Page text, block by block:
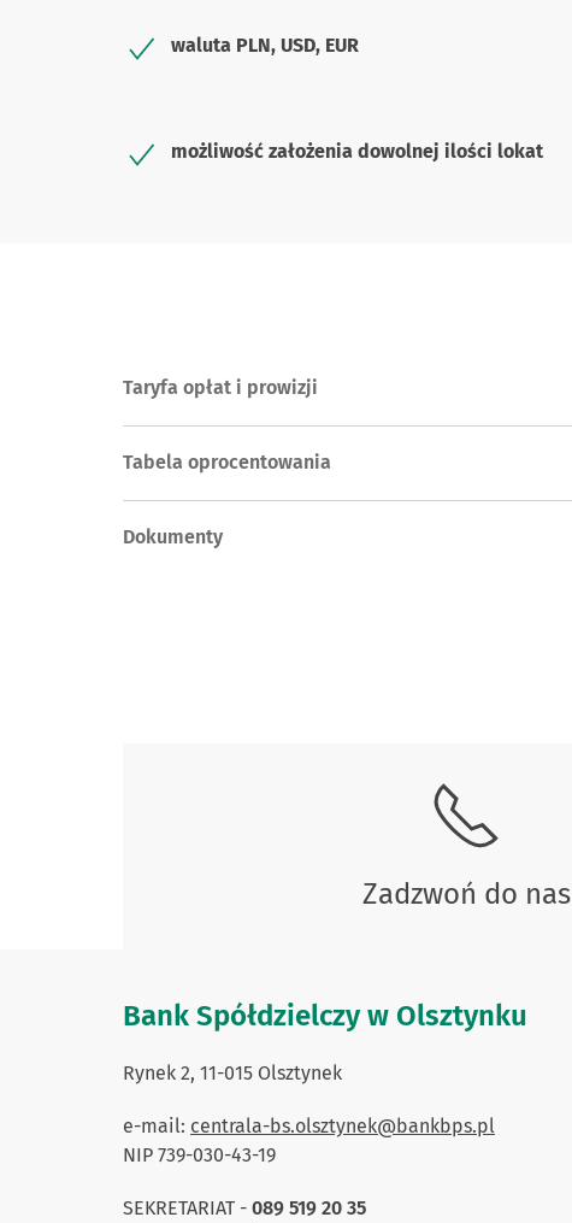
waluta PLN, USD, EUR
możliwość założenia dowolnej ilości lokat
Taryfa opłat i prowizji
Tabela oprocentowania
Dokumenty
Zadzwoń do nas
Bank Spółdzielczy w Olsztynku
Rynek 2, 11-015 Olsztynek
e-mail: centrala-bs.olsztynek@bankbps.pl
NIP 739-030-43-19
SEKRETARIAT - 089 519 20 35